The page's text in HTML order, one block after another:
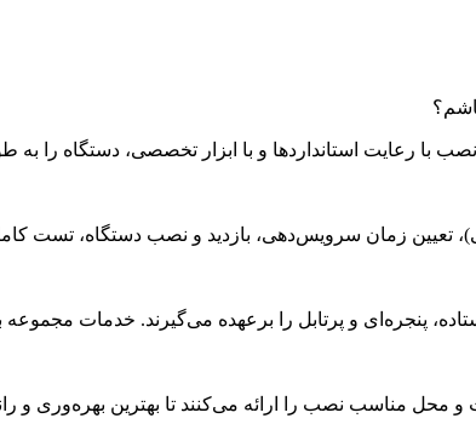
با رعایت استانداردها و با ابزار تخصصی، دستگاه را
تعیین زمان سرویس‌دهی، بازدید و نصب دستگاه، تست
پنجره‌ای و پرتابل را برعهده می‌گیرند. خدمات مجموعه
مناسب نصب را ارائه می‌کنند تا بهترین بهره‌وری و